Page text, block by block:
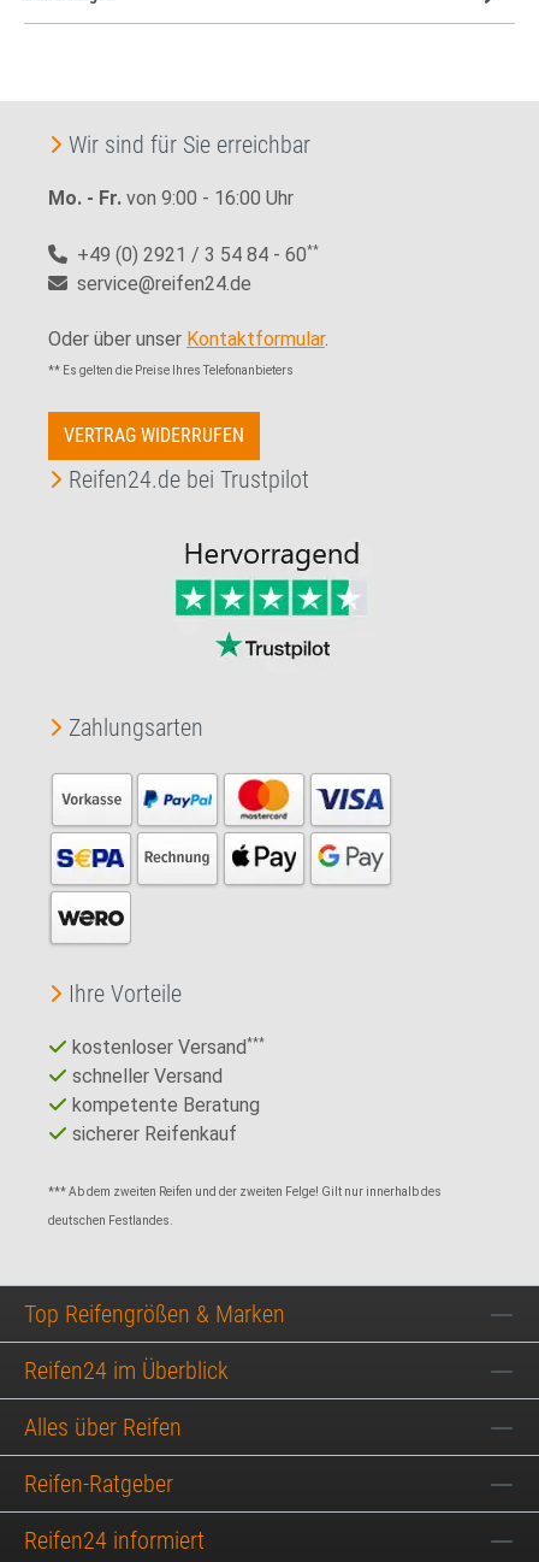
Wir sind für Sie erreichbar
Mo. - Fr. von 9:00 - 16:00 Uhr
+49 (0) 2921 / 3 54 84 - 60**
service@reifen24.de
Oder über unser Kontaktformular.
** Es gelten die Preise Ihres Telefonanbieters
VERTRAG WIDERRUFEN
Reifen24.de bei Trustpilot
Zahlungsarten
Ihre Vorteile
kostenloser Versand***
schneller Versand
kompetente Beratung
sicherer Reifenkauf
*** Ab dem zweiten Reifen und der zweiten Felge! Gilt nur innerhalb des
deutschen Festlandes.
Top Reifengrößen & Marken
Reifen24 im Überblick
Alles über Reifen
Reifen-Ratgeber
Reifen24 informiert